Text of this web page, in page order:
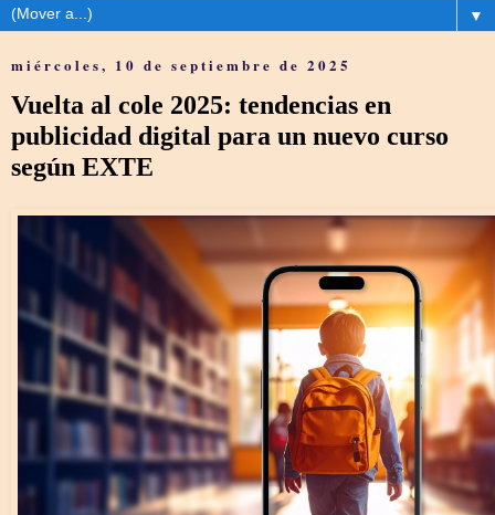
▼
miércoles, 10 de septiembre de 2025
Vuelta al cole 2025: tendencias en
publicidad digital para un nuevo curso
según EXTE